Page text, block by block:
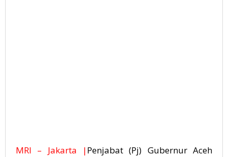
MRI – Jakarta |Penjabat (Pj) Gubernur Aceh